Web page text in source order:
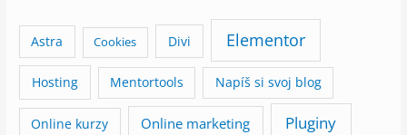
Astra Cookies Divi Elementor
Hosting Mentortools Napíš si svoj blog
Online kurzy Online marketing Pluginy